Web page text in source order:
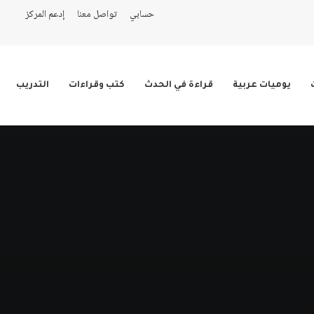
حسابي تواصل معنا إدعم المركز
يوميات عربية قراءة في الحدث كتب وقراءات التدريب